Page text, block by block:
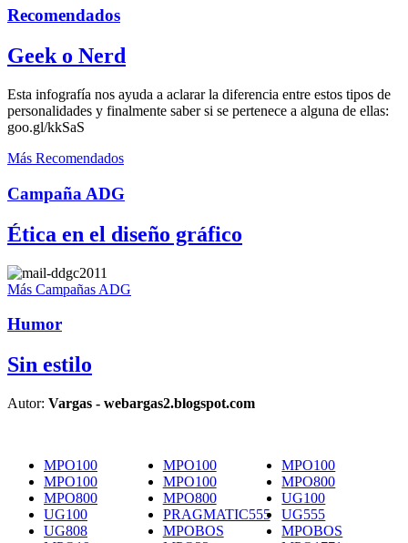
Recomendados
Geek o Nerd
Esta infografía nos ayuda a aclarar la diferencia entre estos tipos de
personalidades y finalmente saber si se pertenece a alguna de ellas:
goo.gl/kkSaS
Más Recomendados
Campaña ADG
Ética en el diseño gráfico
Más Campañas ADG
Humor
Sin estilo
Autor: Vargas - webargas2.blogspot.com
MPO100 MPO100
MPO100
MPO100
MPO100
MPO800
MPO800
MPO800
UG100
UG100
PRAGMATIC555
UG555
UG808
MPOBOS
MPOBOS